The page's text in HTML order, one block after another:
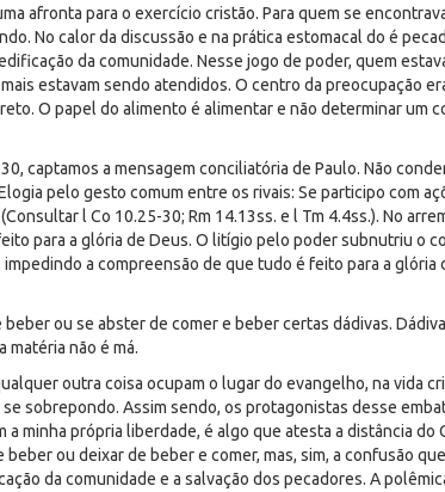
afronta para o exercício cristão. Para quem se
No calor da discussão e na prática estomacal do é
da comunidade. Nesse jogo de poder, quem
estavam sendo atendidos. O centro da preocupação
O papel do alimento é alimentar e não determinar um
captamos a mensagem conciliatória de Paulo. Não
pelo gesto comum entre os rivais: Se participo com
l Co 10.25-30; Rm 14.13ss. e l Tm 4.4ss.). No
para a glória de Deus. O litígio pelo poder subnutriu o
a compreensão de que tudo é feito para a glória
beber ou se abster de comer e beber certas dádivas.
matéria não é má.
outra coisa ocupam o lugar do evangelho, na vida
sobrepondo. Assim sendo, os protagonistas desse
a minha própria liberdade, é algo que atesta a distância do
ou deixar de beber e comer, mas, sim, a confusão
da comunidade e a salvação dos pecadores. A